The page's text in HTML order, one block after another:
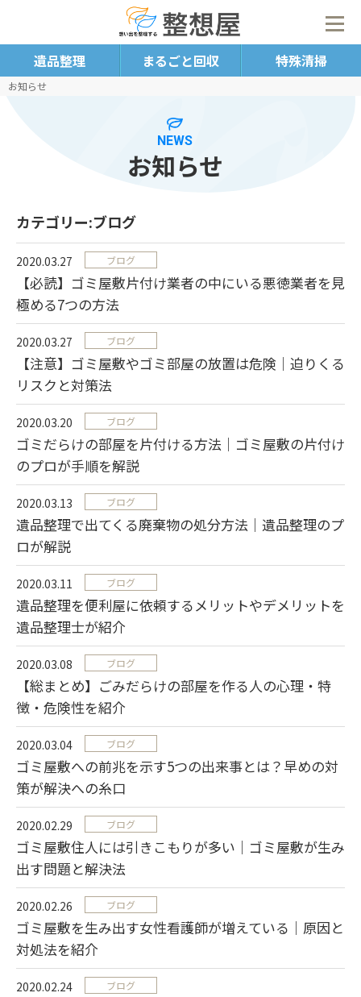
遺品整理 まるごと回収 特殊清掃
お知らせ
NEWS
お知らせ
カテゴリー:ブログ
2020.03.27 ブログ
【必読】ゴミ屋敷片付け業者の中にいる悪徳業者を見
極める7つの方法
2020.03.27 ブログ
【注意】ゴミ屋敷やゴミ部屋の放置は危険｜迫りくる
リスクと対策法
2020.03.20 ブログ
ゴミだらけの部屋を片付ける方法｜ゴミ屋敷の片付け
のプロが手順を解説
2020.03.13 ブログ
遺品整理で出てくる廃棄物の処分方法｜遺品整理のプ
ロが解説
2020.03.11 ブログ
遺品整理を便利屋に依頼するメリットやデメリットを
遺品整理士が紹介
2020.03.08 ブログ
【総まとめ】ごみだらけの部屋を作る人の心理・特
徴・危険性を紹介
2020.03.04 ブログ
ゴミ屋敷への前兆を示す5つの出来事とは？早めの対
策が解決への糸口
2020.02.29 ブログ
ゴミ屋敷住人には引きこもりが多い｜ゴミ屋敷が生み
出す問題と解決法
2020.02.26 ブログ
ゴミ屋敷を生み出す女性看護師が増えている｜原因と
対処法を紹介
2020.02.24 ブログ